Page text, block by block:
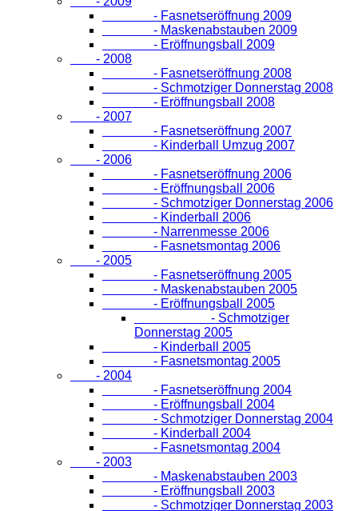
- Fasnetseröffnung 2009
- Maskenabstauben 2009
- Eröffnungsball 2009
- 2008
- Fasnetseröffnung 2008
- Schmotziger Donnerstag 2008
- Eröffnungsball 2008
- 2007
- Fasnetseröffnung 2007
- Kinderball Umzug 2007
- 2006
- Fasnetseröffnung 2006
- Eröffnungsball 2006
- Schmotziger Donnerstag 2006
- Kinderball 2006
- Narrenmesse 2006
- Fasnetsmontag 2006
- 2005
- Fasnetseröffnung 2005
- Maskenabstauben 2005
- Eröffnungsball 2005
- Schmotziger
Donnerstag 2005
- Kinderball 2005
- Fasnetsmontag 2005
- 2004
- Fasnetseröffnung 2004
- Eröffnungsball 2004
- Schmotziger Donnerstag 2004
- Kinderball 2004
- Fasnetsmontag 2004
- 2003
- Maskenabstauben 2003
- Eröffnungsball 2003
- Schmotziger Donnerstag 2003